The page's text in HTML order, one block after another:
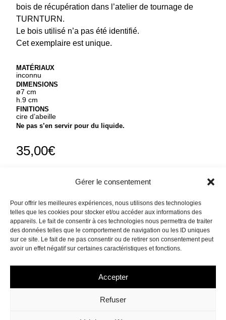
Gérer le consentement
Pour offrir les meilleures expériences, nous utilisons des technologies
telles que les cookies pour stocker et/ou accéder aux informations des
appareils. Le fait de consentir à ces technologies nous permettra de traiter
des données telles que le comportement de navigation ou les ID uniques
sur ce site. Le fait de ne pas consentir ou de retirer son consentement peut
avoir un effet négatif sur certaines caractéristiques et fonctions.
Accepter
Refuser
bois de récupération dans l’atelier de tournage de
TURNTURN.
Le bois utilisé n’a pas été identifié.
Cet exemplaire est unique.
MATÉRIAUX
inconnu
DIMENSIONS
ø7 cm
h.9 cm
FINITIONS
cire d’abeille
Ne pas s’en servir pour du liquide.
35,00€
Ajouter au panier